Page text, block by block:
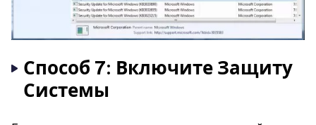
Способ 7: Включите Защиту
Системы